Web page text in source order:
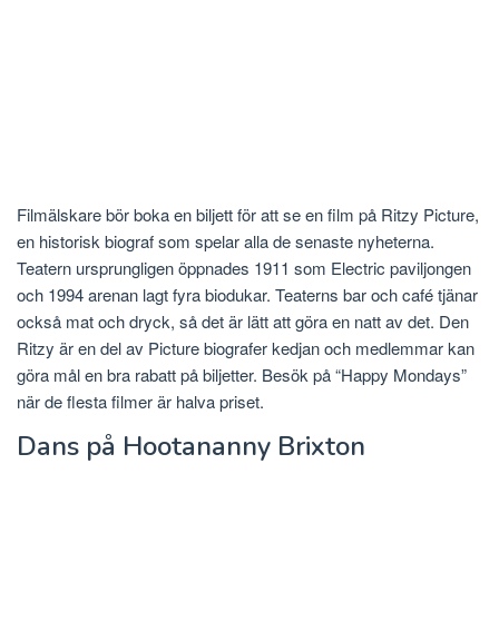
Filmälskare bör boka en biljett för att se en film på Ritzy Picture,
en historisk biograf som spelar alla de senaste nyheterna.
Teatern ursprungligen öppnades 1911 som Electric paviljongen
och 1994 arenan lagt fyra biodukar. Teaterns bar och café tjänar
också mat och dryck, så det är lätt att göra en natt av det. Den
Ritzy är en del av Picture biografer kedjan och medlemmar kan
göra mål en bra rabatt på biljetter. Besök på “Happy Mondays”
när de flesta filmer är halva priset.
Dans på Hootananny Brixton